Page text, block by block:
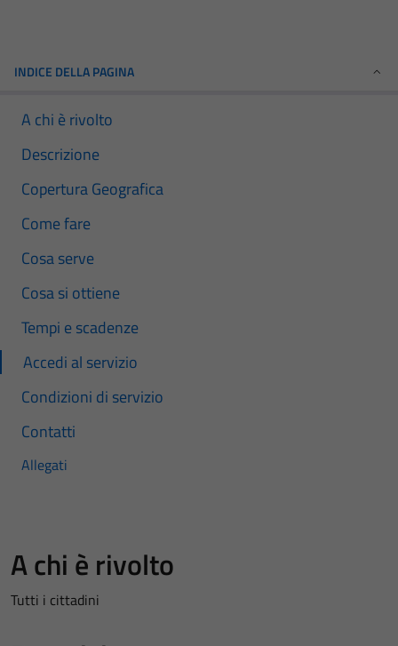
INDICE DELLA PAGINA
A chi è rivolto
Descrizione
Copertura Geografica
Come fare
Cosa serve
Cosa si ottiene
Tempi e scadenze
Accedi al servizio
Condizioni di servizio
Contatti
Allegati
A chi è rivolto
Tutti i cittadini